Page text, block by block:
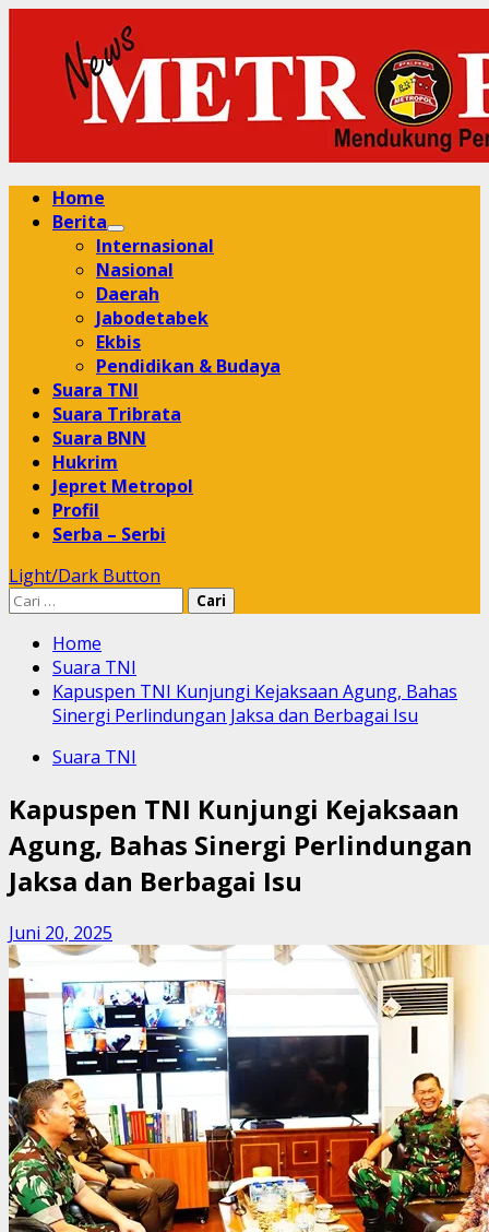
content
Primary
Menu
Home
Berita
Internasional
Nasional
Daerah
Jabodetabek
Ekbis
Pendidikan & Budaya
Suara TNI
Suara Tribrata
Suara BNN
Hukrim
Jepret Metropol
Profil
Serba – Serbi
Light/Dark Button
Cari
Home
Suara TNI
Kapuspen TNI Kunjungi Kejaksaan Agung, Bahas
Sinergi Perlindungan Jaksa dan Berbagai Isu
Suara TNI
Kapuspen TNI Kunjungi Kejaksaan
Agung, Bahas Sinergi Perlindungan
Jaksa dan Berbagai Isu
Juni 20, 2025